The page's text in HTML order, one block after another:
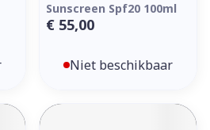
Sunscreen Spf20 100ml
€ 55,00
Niet beschikbaar